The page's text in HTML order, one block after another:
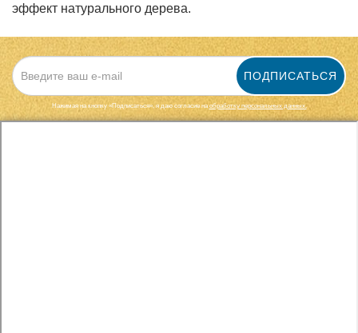
эффект натурального дерева.
ПОДПИСАТЬСЯ
Нажимая на кнопку «Подписаться», я даю cогласие на обработку персональных данных.